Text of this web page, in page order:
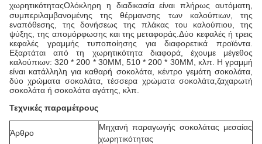
χωρητικότηταςΟλόκληρη η διαδικασία είναι πλήρως αυτόματη,
συμπεριλαμβανομένης της θέρμανσης των καλούπιων, της
εναπόθεσης, της δονήσεως της πλάκας του καλούπιου, της
ψύξης, της απομόρφωσης και της μεταφοράς.Δύο κεφαλές ή τρεις
κεφαλές γραμμής τυποποίησης για διαφορετικά προϊόντα.
Εξαρτάται από τη χωρητικότητα διαφορά, έχουμε μέγεθος
καλούπιων: 320 * 200 * 30MM, 510 * 200 * 30MM, κλπ. Η γραμμή
είναι κατάλληλη για καθαρή σοκολάτα, κέντρο γεμάτη σοκολάτα,
δύο χρώματα σοκολάτα, τέσσερα χρώματα σοκολάτα,ζαχαρωτή
σοκολάτα ή σοκολάτα αγάτης, κλπ.
Τεχνικές παραμέτρους
Άρθρο
Μηχανή παραγωγής σοκολάτας μεσαίας
χωρητικότητας